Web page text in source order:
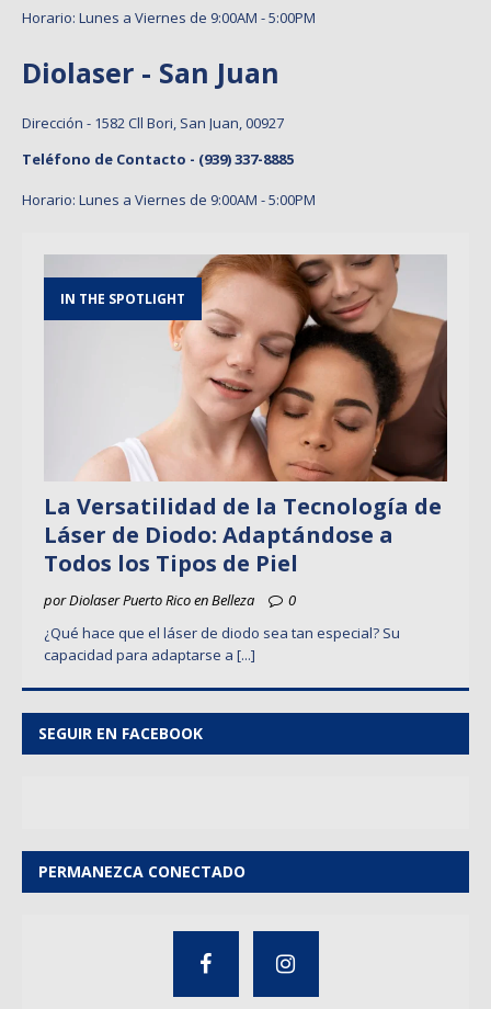
Horario: Lunes a Viernes de 9:00AM - 5:00PM
Diolaser - San Juan
Dirección - 1582 Cll Bori, San Juan, 00927
Teléfono de Contacto - (939) 337-8885
Horario: Lunes a Viernes de 9:00AM - 5:00PM
IN THE SPOTLIGHT
La Versatilidad de la Tecnología de
Láser de Diodo: Adaptándose a
Todos los Tipos de Piel
por Diolaser Puerto Rico en Belleza
0
¿Qué hace que el láser de diodo sea tan especial? Su
capacidad para adaptarse a [...]
SEGUIR EN FACEBOOK
PERMANEZCA CONECTADO